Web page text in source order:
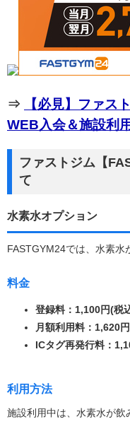
⇒
【必見】ファス
WEB入会＆施設利
ファストジム【
て
水素水オプション
FASTGYM24では、水素水
料金
登録料：1,100円(税
月額利用料：1,620
ICタグ再発行料：
利用方法
施設利用中は、水素水が